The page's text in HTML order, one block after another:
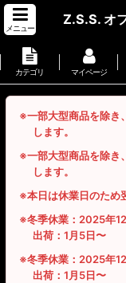
メニュー
Z.S.S. オ
カテゴリ マイページ
※一部大型商品を除き
します。
※一部大型商品を除き
します。
※本日は休業日のため
※冬季休業：2025年
出荷：1月5日〜
※冬季休業：2025年
出荷：1月5日〜